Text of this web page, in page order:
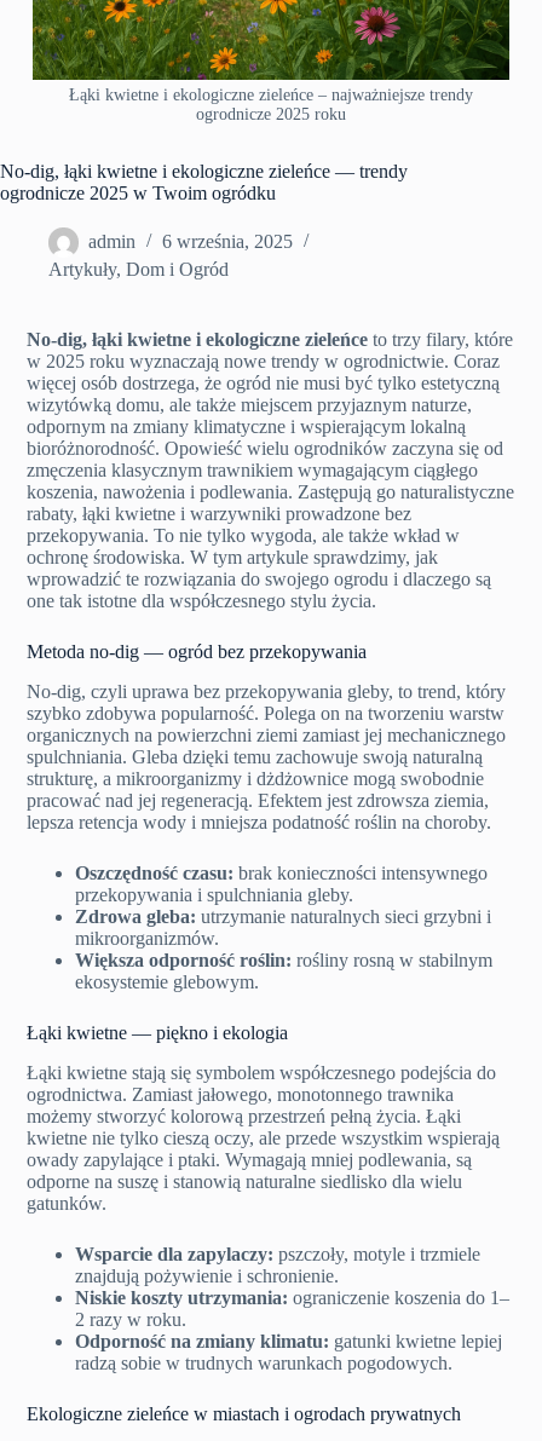
Łąki kwietne i ekologiczne zieleńce – najważniejsze trendy
ogrodnicze 2025 roku
No-dig, łąki kwietne i ekologiczne zieleńce — trendy
ogrodnicze 2025 w Twoim ogródku
admin
6 września, 2025
Artykuły, Dom i Ogród
No-dig, łąki kwietne i ekologiczne zieleńce to trzy filary, które
w 2025 roku wyznaczają nowe trendy w ogrodnictwie. Coraz
więcej osób dostrzega, że ogród nie musi być tylko estetyczną
wizytówką domu, ale także miejscem przyjaznym naturze,
odpornym na zmiany klimatyczne i wspierającym lokalną
bioróżnorodność. Opowieść wielu ogrodników zaczyna się od
zmęczenia klasycznym trawnikiem wymagającym ciągłego
koszenia, nawożenia i podlewania. Zastępują go naturalistyczne
rabaty, łąki kwietne i warzywniki prowadzone bez
przekopywania. To nie tylko wygoda, ale także wkład w
ochronę środowiska. W tym artykule sprawdzimy, jak
wprowadzić te rozwiązania do swojego ogrodu i dlaczego są
one tak istotne dla współczesnego stylu życia.
Metoda no-dig — ogród bez przekopywania
No-dig, czyli uprawa bez przekopywania gleby, to trend, który
szybko zdobywa popularność. Polega on na tworzeniu warstw
organicznych na powierzchni ziemi zamiast jej mechanicznego
spulchniania. Gleba dzięki temu zachowuje swoją naturalną
strukturę, a mikroorganizmy i dżdżownice mogą swobodnie
pracować nad jej regeneracją. Efektem jest zdrowsza ziemia,
lepsza retencja wody i mniejsza podatność roślin na choroby.
Oszczędność czasu: brak konieczności intensywnego
przekopywania i spulchniania gleby.
Zdrowa gleba: utrzymanie naturalnych sieci grzybni i
mikroorganizmów.
Większa odporność roślin: rośliny rosną w stabilnym
ekosystemie glebowym.
Łąki kwietne — piękno i ekologia
Łąki kwietne stają się symbolem współczesnego podejścia do
ogrodnictwa. Zamiast jałowego, monotonnego trawnika
możemy stworzyć kolorową przestrzeń pełną życia. Łąki
kwietne nie tylko cieszą oczy, ale przede wszystkim wspierają
owady zapylające i ptaki. Wymagają mniej podlewania, są
odporne na suszę i stanowią naturalne siedlisko dla wielu
gatunków.
Wsparcie dla zapylaczy: pszczoły, motyle i trzmiele
znajdują pożywienie i schronienie.
Niskie koszty utrzymania: ograniczenie koszenia do 1–
2 razy w roku.
Odporność na zmiany klimatu: gatunki kwietne lepiej
radzą sobie w trudnych warunkach pogodowych.
Ekologiczne zieleńce w miastach i ogrodach prywatnych